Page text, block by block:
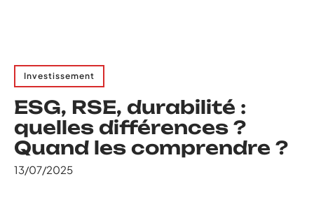
Investissement
ESG, RSE, durabilité :
quelles différences ?
Quand les comprendre ?
13/07/2025